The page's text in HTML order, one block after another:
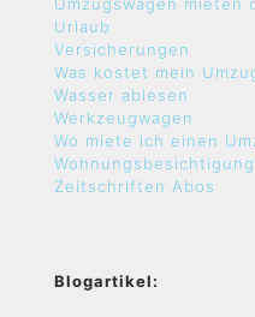
Urlaub
Versicherungen
Was kostet mein
Wasser ablesen
Werkzeugwagen
Wo miete ich einen
Wohnungsbesichtigung
Zeitschriften Abos
Blogartikel: